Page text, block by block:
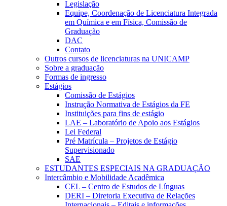
Legislação
Equipe, Coordenação de Licenciatura Integrada
em Química e em Física, Comissão de
Graduação
DAC
Contato
Outros cursos de licenciaturas na UNICAMP
Sobre a graduação
Formas de ingresso
Estágios
Comissão de Estágios
Instrução Normativa de Estágios da FE
Instituições para fins de estágio
LAE – Laboratório de Apoio aos Estágios
Lei Federal
Pré Matrícula – Projetos de Estágio
Supervisionado
SAE
ESTUDANTES ESPECIAIS NA GRADUAÇÃO
Intercâmbio e Mobilidade Acadêmica
CEL – Centro de Estudos de Línguas
DERI – Diretoria Executiva de Relações